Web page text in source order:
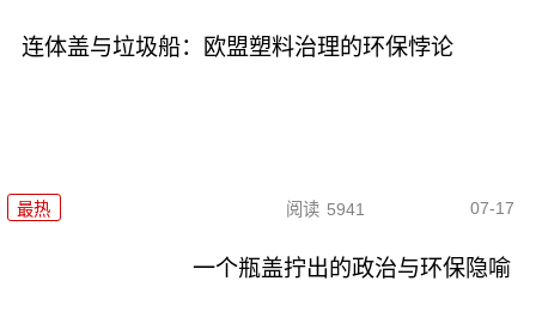
连体盖与垃圾船：欧盟塑料治理的环保悖论
最热 阅读 5941 07-17
一个瓶盖拧出的政治与环保隐喻